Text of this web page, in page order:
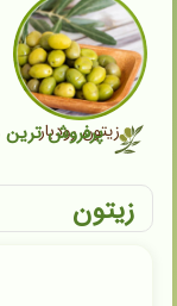
زیتون رودبار
پرفروش
زیتون